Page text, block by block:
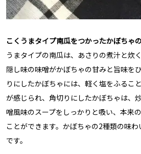
こくうまタイプ南瓜をつかったかぼちゃ
うまタイプの南瓜は、あさりの煮汁と炊
隠し味の味噌がかぼちゃの甘みと旨味を
りにしたかぼちゃには、軽く塩をふるこ
が感じられ、角切りにしたかぼちゃは、
噌風味のスープをしっかりと吸い、本来
ことができます。かぼちゃの2種類の味
です。